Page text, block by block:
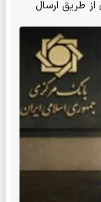
از طریق ارسال